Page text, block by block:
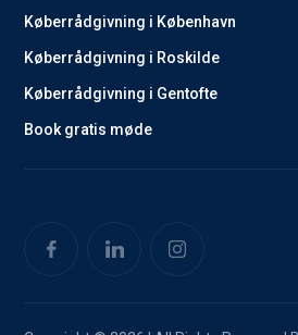
Køberrådgivning i København
Køberrådgivning i Roskilde
Køberrådgivning i Gentofte
Book gratis møde